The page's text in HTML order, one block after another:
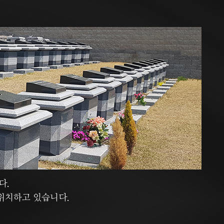
.
치하고 있습니다.